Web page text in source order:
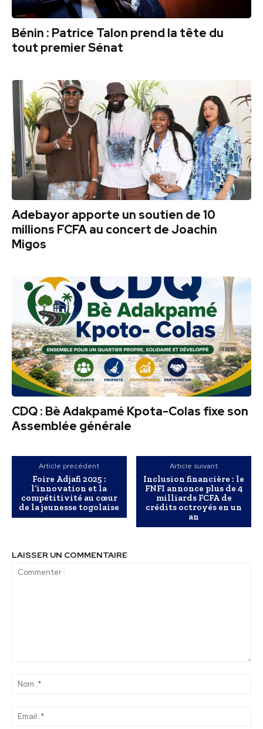
Bénin : Patrice Talon prend la tête du
tout premier Sénat
Adebayor apporte un soutien de 10
millions FCFA au concert de Joachin
Migos
CDQ : Bè Adakpamé Kpota-Colas fixe son
Assemblée générale
Article précédent
Foire Adjafi 2025 :
l’innovation et la
compétitivité au cœur
de la jeunesse togolaise
Article suivant
Inclusion financière : le
FNFI annonce plus de 4
milliards FCFA de
crédits octroyés en un
an
LAISSER UN COMMENTAIRE